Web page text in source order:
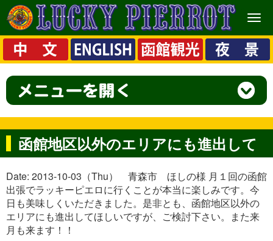
メ
ニ
ュ
ー
函館地区以外のエリアにも進出して
Date: 2013-10-03（Thu） 青森市 ほしの様 月１回の函館
出張でラッキーピエロに行くことが本当に楽しみです。今
日も美味しくいただきました。是非とも、函館地区以外の
エリアにも進出してほしいですが、ご検討下さい。また来
月も来ます！！